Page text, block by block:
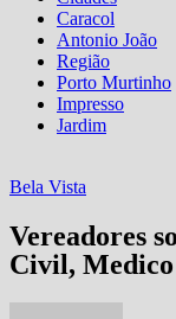
Caracol
Antonio João
Região
Porto Murtinho
Impresso
Jardim
Bela Vista
Vereadores
Civil, Medico